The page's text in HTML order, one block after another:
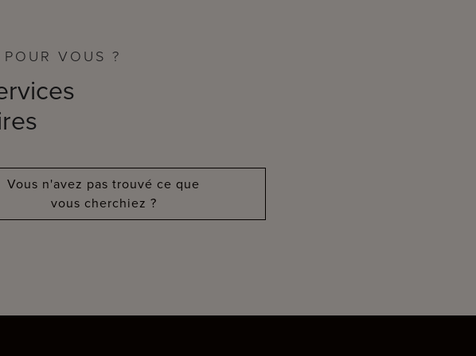
VOUS ?
Vous n'avez pas trouvé ce que
vous cherchiez ?